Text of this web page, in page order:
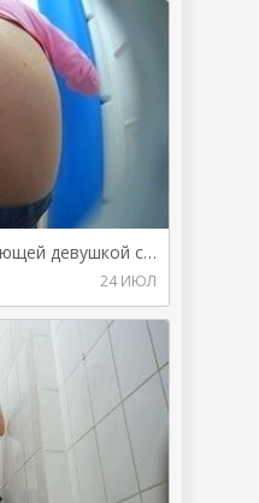
Подсмотрели за писающей девушкой с затычкой в попе
24 ИЮЛ